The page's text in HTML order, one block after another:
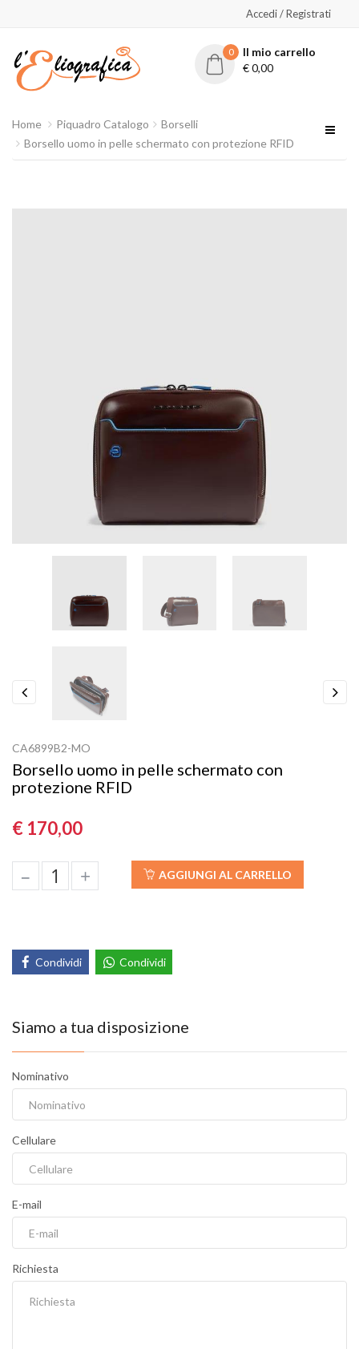
Accedi / Registrati
0
Il mio carrello
€0,00
Home Piquadro Catalogo
Borselli
Borsello uomo in pelle schermato con protezione RFID
CA6899B2-MO
Borsello uomo in pelle schermato con
protezione RFID
€ 170,00
– + AGGIUNGI AL CARRELLO
Condividi Condividi
Siamo a tua disposizione
Nominativo
Cellulare
E-mail
Richiesta